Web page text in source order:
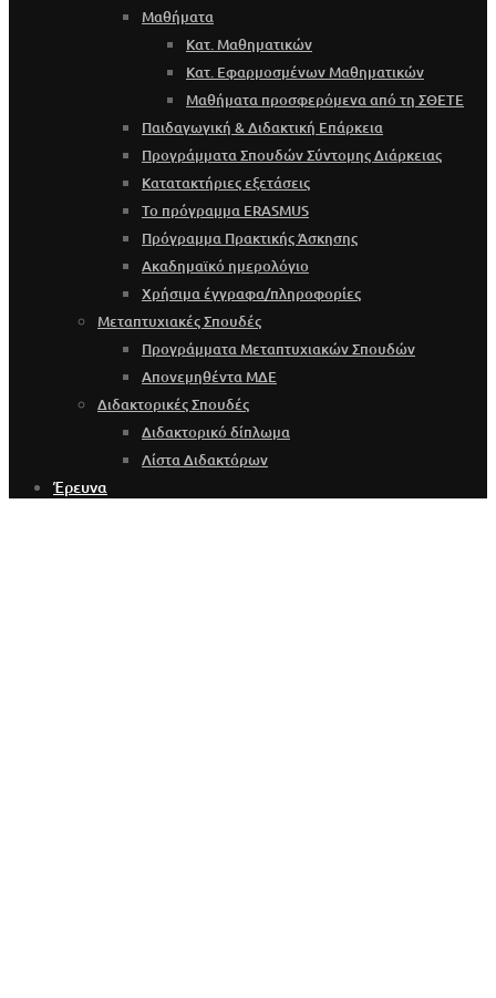
Μαθήματα
Κατ. Μαθηματικών
Κατ. Εφαρμοσμένων Μαθηματικών
Μαθήματα προσφερόμενα από τη ΣΘΕΤΕ
Παιδαγωγική & Διδακτική Επάρκεια
Προγράμματα Σπουδών Σύντομης Διάρκειας
Κατατακτήριες εξετάσεις
Το πρόγραμμα ERASMUS
Πρόγραμμα Πρακτικής Άσκησης
Ακαδημαϊκό ημερολόγιο
Χρήσιμα έγγραφα/πληροφορίες
Μεταπτυχιακές Σπουδές
Προγράμματα Μεταπτυχιακών Σπουδών
Απονεμηθέντα ΜΔΕ
Διδακτορικές Σπουδές
Διδακτορικό δίπλωμα
Λίστα Διδακτόρων
Έρευνα